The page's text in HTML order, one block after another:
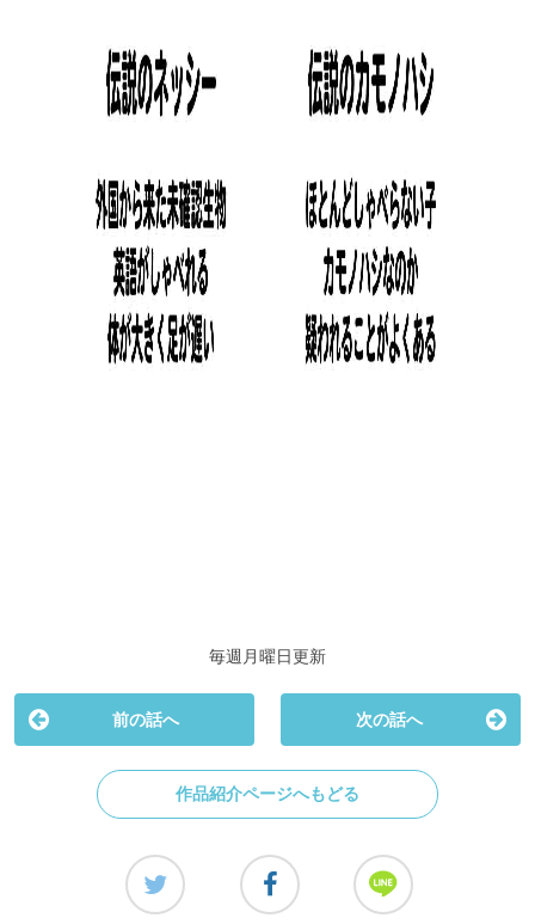
毎週月曜日更新
前の話へ 次の話へ
作品紹介ページへもどる